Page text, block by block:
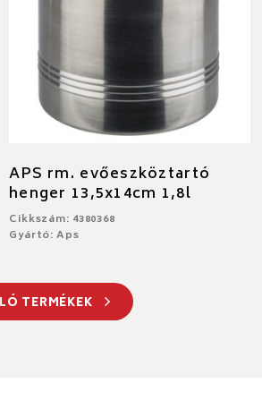
APS rm. evőeszköztartó
henger 13,5x14cm 1,8l
Cikkszám: 4380368
Gyártó: Aps
TERMÉKEK